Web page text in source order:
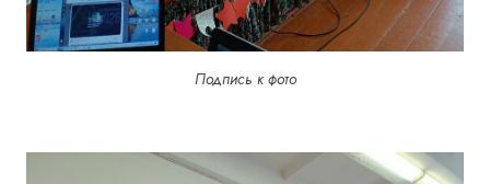
Подпись к фото